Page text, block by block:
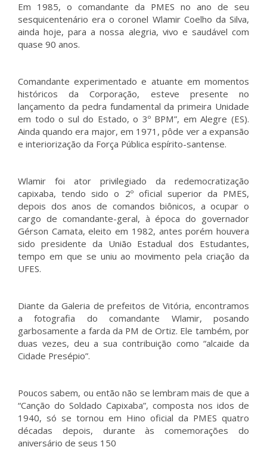
Em 1985, o comandante da PMES no ano de seu
sesquicentenário era o coronel Wlamir Coelho da Silva,
ainda hoje, para a nossa alegria, vivo e saudável com
quase 90 anos.
Comandante experimentado e atuante em momentos
históricos da Corporação, esteve presente no
lançamento da pedra fundamental da primeira Unidade
em todo o sul do Estado, o 3º BPM”, em Alegre (ES).
Ainda quando era major, em 1971, pôde ver a expansão
e interiorização da Força Pública espírito-santense.
Wlamir foi ator privilegiado da redemocratização
capixaba, tendo sido o 2º oficial superior da PMES,
depois dos anos de comandos biônicos, a ocupar o
cargo de comandante-geral, à época do governador
Gérson Camata, eleito em 1982, antes porém houvera
sido presidente da União Estadual dos Estudantes,
tempo em que se uniu ao movimento pela criação da
UFES.
Diante da Galeria de prefeitos de Vitória, encontramos
a fotografia do comandante Wlamir, posando
garbosamente a farda da PM de Ortiz. Ele também, por
duas vezes, deu a sua contribuição como “alcaide da
Cidade Presépio”.
Poucos sabem, ou então não se lembram mais de que a
“Canção do Soldado Capixaba”, composta nos idos de
1940, só se tornou em Hino oficial da PMES quatro
décadas depois, durante às comemorações do
aniversário de seus 150